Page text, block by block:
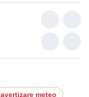
avertizare meteo